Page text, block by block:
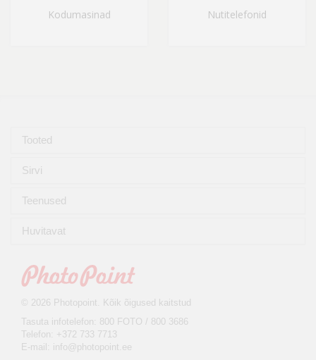
Kodumasinad Nutitelefonid
Tooted
Sirvi
Teenused
Huvitavat
© 2026 Photopoint. Kõik õigused kaitstud
Tasuta infotelefon: 800 FOTO / 800 3686
Telefon: +372 733 7713
E-mail: info@photopoint.ee